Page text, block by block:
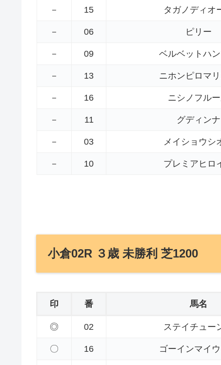
－ 15 タガノディオ
－ 06 ピリー
－ 09 ベルベットハ
－ 13 ニホンピロマ
－ 16 ニシノフル
－ 11 グディンナ
－ 03 メイショウシ
－ 10 プレミアヒロ
小倉02R ３歳 未勝利 芝1200
印 番 馬名
◎ 02 ステイチュー
〇 16 ゴーインマイ